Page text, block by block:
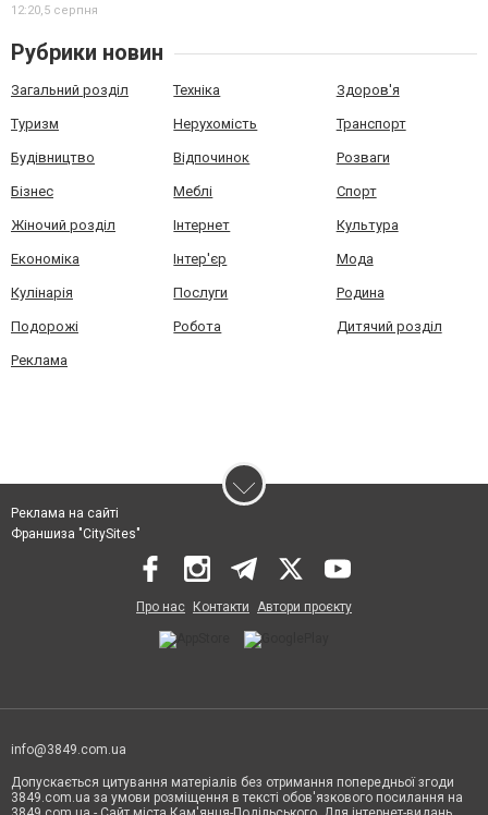
12:20,5 серпня
Рубрики новин
Загальний розділ Техніка Здоров'я
Туризм Нерухомість Транспорт
Будівництво Відпочинок Розваги
Бізнес Меблі Спорт
Жіночий розділ Інтернет Культура
Економіка Інтер'єр Мода
Кулінарія Послуги Родина
Подорожі Робота Дитячий розділ
Реклама
Реклама на сайті
Франшиза "CitySites"
Про нас Контакти Автори проєкту
info@3849.com.ua
Допускається цитування матеріалів без отримання попередньої згоди
3849.com.ua за умови розміщення в тексті обов'язкового посилання на